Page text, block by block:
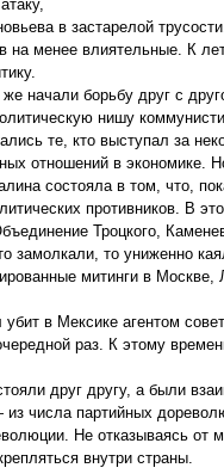
в застарелой
менее влиятельные. К
начали борьбу друг с
нишу
те, кто выступал за
отношений в
состояла в том, что,
противников. В
Троцкого,
то униженно
митинги в
в Мексике агентом
раз. К этому
друг другу, а были
числа партийных
Не отказываясь от
внутри страны.